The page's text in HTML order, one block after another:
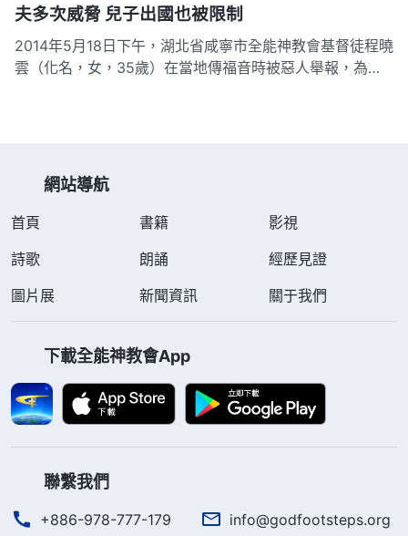
分，伍悔正在家吃飯，村組長找伍悔簽字，板著臉對其說
夫多次威脅 兒子出國也被限制
2014年5月18日下午，湖北省咸寧市全能神教會基督徒程曉
雲（化名，女，35歲）在當地傳福音時被惡人舉報，為躲
網站導航
首頁 書籍
影視
詩歌
朗誦
經歷見證
圖片展
新聞資訊 關于我們
下載全能神教會App
聯繫我們
+886-978-777-179 info@godfootsteps.org